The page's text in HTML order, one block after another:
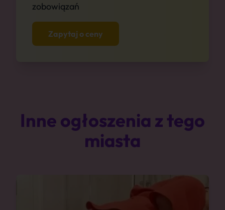
zobowiązań
Zapytaj o ceny
Inne ogłoszenia z tego
miasta